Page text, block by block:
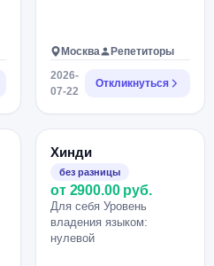
Москва
Репетиторы
2026-
07-22
Откликнуться
Хинди
без разницы
от 2900.00 руб.
Для себя Уровень
владения языком:
нулевой